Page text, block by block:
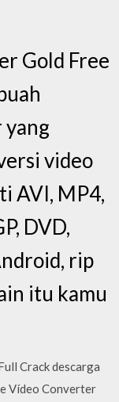
Gold Free
video
AVI, MP4,
DVD,
rip
itu kamu
Crack descarga
Vídeo Converter